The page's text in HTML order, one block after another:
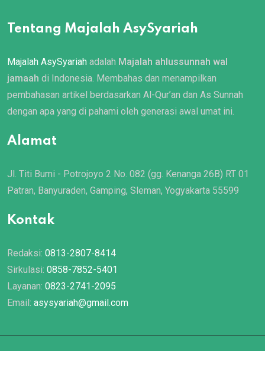
Tentang Majalah AsySyariah
Majalah AsySyariah adalah Majalah ahlussunnah wal
jamaah di Indonesia. Membahas dan menampilkan
pembahasan artikel berdasarkan Al-Qur’an dan As Sunnah
dengan apa yang di pahami oleh generasi awal umat ini.
Alamat
Jl. Titi Bumi - Potrojoyo 2 No. 082 (gg. Kenanga 26B) RT 01
Patran, Banyuraden, Gamping, Sleman, Yogyakarta 55599
Kontak
Redaksi: 0813-2807-8414
Sirkulasi: 0858-7852-5401
Layanan: 0823-2741-2095
Email: asysyariah@gmail.com